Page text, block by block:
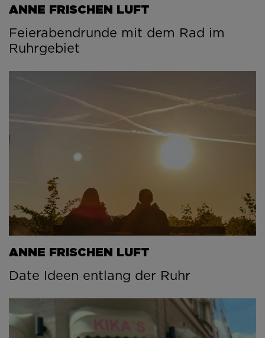
ANNE FRISCHEN LUFT
Feierabendrunde mit dem Rad im
Ruhrgebiet
ANNE FRISCHEN LUFT
Date Ideen entlang der Ruhr